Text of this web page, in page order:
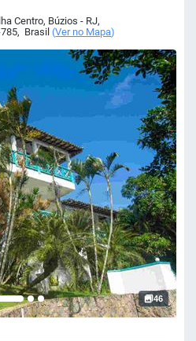
Centro, Búzios - RJ,
, Brasil (Ver no Mapa)
46